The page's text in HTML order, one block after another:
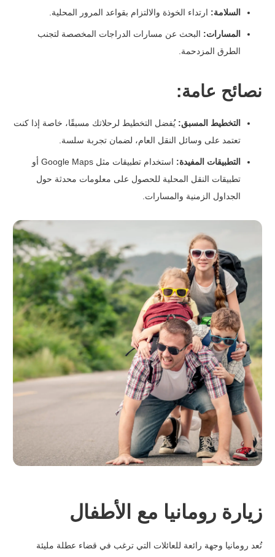
السلامة: ارتداء الخوذة والالتزام بقواعد المرور المحلية.
المسارات: البحث عن مسارات الدراجات المخصصة لتجنب
الطرق المزدحمة.
نصائح عامة:
التخطيط المسبق: يُفضل التخطيط لرحلاتك مسبقًا، خاصة إذا كنت
تعتمد على وسائل النقل العام، لضمان تجربة سلسة.
التطبيقات المفيدة:
استخدام تطبيقات مثل Google Maps أو
تطبيقات النقل المحلية للحصول على معلومات محدثة حول
الجداول الزمنية والمسارات.
زيارة رومانيا مع الأطفال
تُعد رومانيا وجهة رائعة للعائلات التي ترغب في قضاء عطلة مليئة